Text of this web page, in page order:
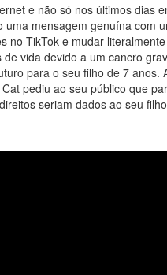
e não só nos últimos dias
mensagem genuína com
no TikTok e mudar
vida devido a um cancro
para o seu filho de 7 anos.
pediu ao seu público que
seriam dados ao seu